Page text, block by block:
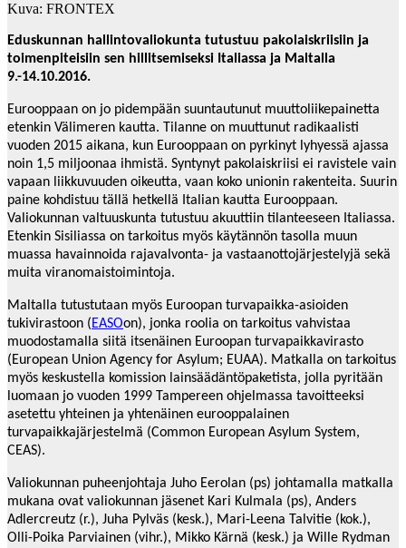
Kuva: FRONTEX
Eduskunnan hallintovaliokunta tutustuu pakolaiskriisiin ja
toimenpiteisiin sen hillitsemiseksi Italiassa ja Maltalla
9.-14.10.2016.
Eurooppaan on jo pidempään suuntautunut muuttoliikepainetta
etenkin Välimeren kautta. Tilanne on muuttunut radikaalisti
vuoden 2015 aikana, kun Eurooppaan on pyrkinyt lyhyessä ajassa
noin 1,5 miljoonaa ihmistä. Syntynyt pakolaiskriisi ei ravistele vain
vapaan liikkuvuuden oikeutta, vaan koko unionin rakenteita. Suurin
paine kohdistuu tällä hetkellä Italian kautta Eurooppaan.
Valiokunnan valtuuskunta tutustuu akuuttiin tilanteeseen Italiassa.
Etenkin Sisiliassa on tarkoitus myös käytännön tasolla muun
muassa havainnoida rajavalvonta- ja vastaanottojärjestelyjä sekä
muita viranomaistoimintoja.
Maltalla tutustutaan myös Euroopan turvapaikka-asioiden
tukivirastoon (EASOon), jonka roolia on tarkoitus vahvistaa
muodostamalla siitä itsenäinen Euroopan turvapaikkavirasto
(European Union Agency for Asylum; EUAA). Matkalla on tarkoitus
myös keskustella komission lainsäädäntöpaketista, jolla pyritään
luomaan jo vuoden 1999 Tampereen ohjelmassa tavoitteeksi
asetettu yhteinen ja yhtenäinen eurooppalainen
turvapaikkajärjestelmä (Common European Asylum System,
CEAS).
Valiokunnan puheenjohtaja Juho Eerolan (ps) johtamalla matkalla
mukana ovat valiokunnan jäsenet Kari Kulmala (ps), Anders
Adlercreutz (r.), Juha Pylväs (kesk.), Mari-Leena Talvitie (kok.),
Olli-Poika Parviainen (vihr.), Mikko Kärnä (kesk.) ja Wille Rydman